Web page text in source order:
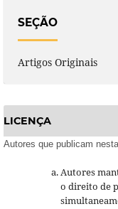
SEÇÃO
Artigos Originais
LICENÇA
Autores que publicam
Autores
o direito de